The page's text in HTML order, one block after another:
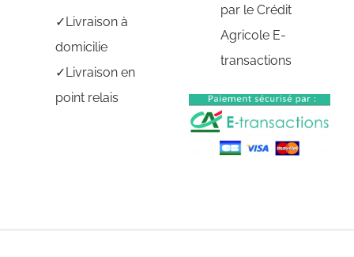
Livraison à
domicilie
Livraison en
point relais
par le Crédit
Agricole E-
transactions